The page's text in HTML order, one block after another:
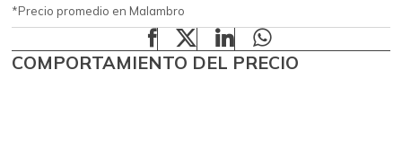
*Precio promedio en Malambro
COMPORTAMIENTO DEL PRECIO